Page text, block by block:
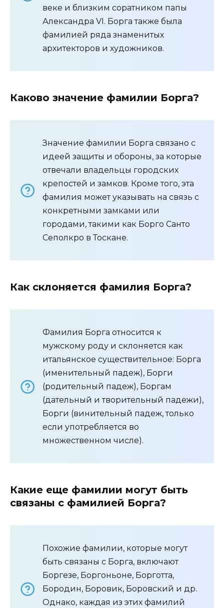
веке и близким соратником папы
Александра VI. Борга также была
фамилией ряда знаменитых
архитекторов и художников.
Каково значение фамилии Борга?
Значение фамилии Борга связано с
идеей защиты и обороны, за которые
отвечали владельцы городских
крепостей и замков. Кроме того, эта
фамилия может указывать на связь с
конкретными замками или
городами, такими как Борго Санто
Сеполкро в Тоскане.
Как склоняется фамилия Борга?
Фамилия Борга относится к
мужскому роду и склоняется как
итальянское существительное: Борга
(именительный падеж), Борги
(родительный падеж), Боргам
(дательный и творительный падежи),
Борги (винительный падеж, только
если употребляется во
множественном числе).
Какие еще фамилии могут быть
связаны с фамилией Борга?
Похожие фамилии, которые могут
быть связаны с Борга, включают
Боргезе, Боргоньоне, Борготта,
Бородин, Боровик, Боровский и др.
Однако, каждая из этих фамилий